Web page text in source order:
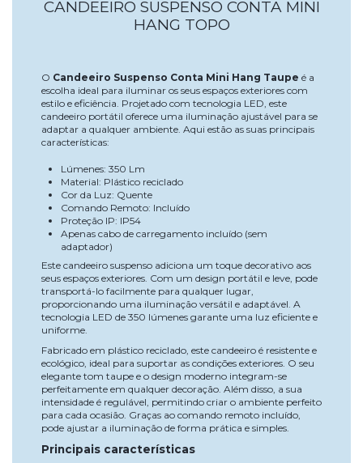
CANDEEIRO SUSPENSO CONTA MINI
HANG TOPO
O Candeeiro Suspenso Conta Mini Hang Taupe é a
escolha ideal para iluminar os seus espaços exteriores com
estilo e eficiência. Projetado com tecnologia LED, este
candeeiro portátil oferece uma iluminação ajustável para se
adaptar a qualquer ambiente. Aqui estão as suas principais
características:
Lúmenes: 350 Lm
Material: Plástico reciclado
Cor da Luz: Quente
Comando Remoto: Incluído
Proteção IP: IP54
Apenas cabo de carregamento incluído (sem
adaptador)
Este candeeiro suspenso adiciona um toque decorativo aos
seus espaços exteriores. Com um design portátil e leve, pode
transportá-lo facilmente para qualquer lugar,
proporcionando uma iluminação versátil e adaptável. A
tecnologia LED de 350 lúmenes garante uma luz eficiente e
uniforme.
Fabricado em plástico reciclado, este candeeiro é resistente e
ecológico, ideal para suportar as condições exteriores. O seu
elegante tom taupe e o design moderno integram-se
perfeitamente em qualquer decoração. Além disso, a sua
intensidade é regulável, permitindo criar o ambiente perfeito
para cada ocasião. Graças ao comando remoto incluído,
pode ajustar a iluminação de forma prática e simples.
Principais características